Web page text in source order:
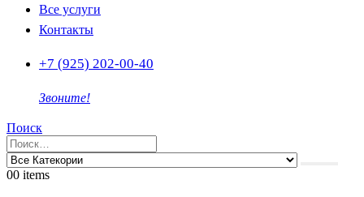
Все услуги
Контакты
+7 (925) 202-00-40
Звоните!
Поиск
00 items